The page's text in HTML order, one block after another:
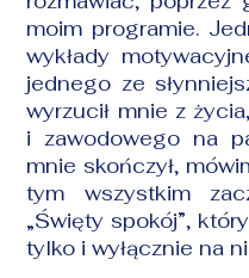
moim programie.
wykłady
jednego ze
wyrzucił mnie z
i zawodowego na
mnie skończył,
tym wszystkim
„Święty spokój”,
tylko i wyłącznie na